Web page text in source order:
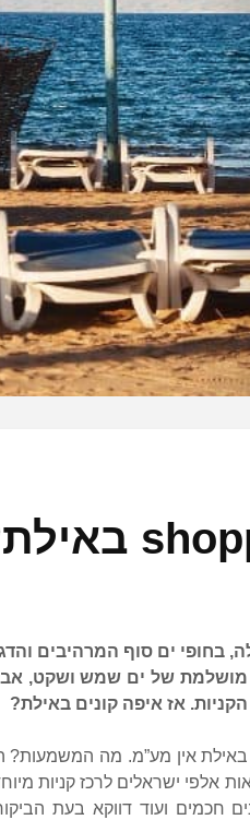
בחופי ים סוף המרהיבים
מושלמת של ים שמש ושקט,
אז איפה קונים באילת?
אין מע”מ. מה המשמעות?
אלפי ישראלים לרכז קניות
חכמים ועוד דווקא בעת